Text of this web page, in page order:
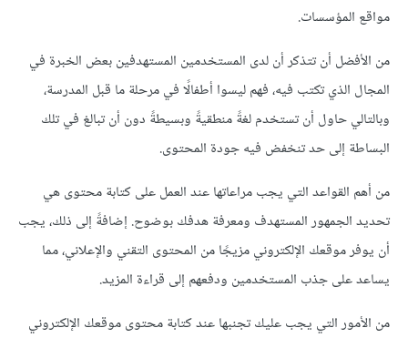
مواقع المؤسسات.
من الأفضل أن تتذكر أن لدى المستخدمين المستهدفين بعض الخبرة في
المجال الذي تكتب فيه، فهم ليسوا أطفالًا في مرحلة ما قبل المدرسة،
وبالتالي حاول أن تستخدم لغةً منطقيةً وبسيطةً دون أن تبالغ في تلك
البساطة إلى حد تنخفض فيه جودة المحتوى.
من أهم القواعد التي يجب مراعاتها عند العمل على كتابة محتوى هي
تحديد الجمهور المستهدف ومعرفة هدفك بوضوح. إضافةً إلى ذلك، يجب
أن يوفر موقعك الإلكتروني مزيجًا من المحتوى التقني والإعلاني، مما
يساعد على جذب المستخدمين ودفعهم إلى قراءة المزيد.
من الأمور التي يجب عليك تجنبها عند كتابة محتوى موقعك الإلكتروني